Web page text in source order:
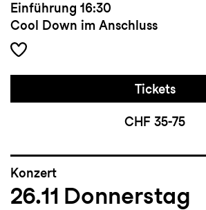
Einführung 16:30
Cool Down im Anschluss
Tickets
CHF 35-75
Konzert
26.11 Donnerstag